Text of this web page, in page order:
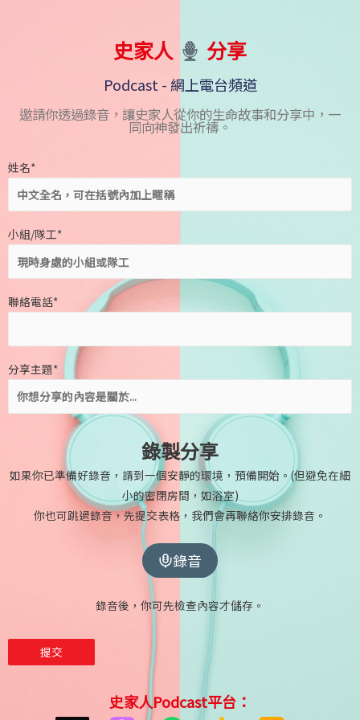
史家人 分享
Podcast - 網上電台頻道
邀請你透過錄音，讓史家人從你的生命故事和分享中，一
同向神發出祈禱。
姓名*
小組/隊工*
聯絡電話*
分享主題*
錄製分享
如果你已準備好錄音，請到一個安靜的環境，預備開始。(但避免在細
小的密閉房間，如浴室)
你也可跳過錄音，先提交表格，我們會再聯絡你安排錄音。
錄音
錄音後，你可先檢查內容才儲存。
史家人Podcast平台：